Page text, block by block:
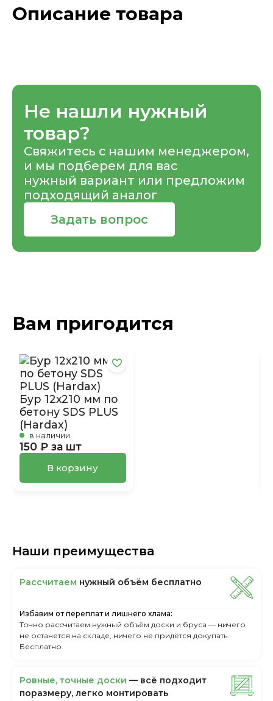
Описание товара
Не нашли нужный
товар?
Свяжитесь с нашим менеджером,
и мы подберем для вас
нужный вариант или предложим
подходящий аналог
Задать вопрос
Вам пригодится
Бур 12х210 мм по
бетону SDS PLUS
(Hardax)
в наличии
150 ₽ за шт
В корзину
Наши преимущества
Рассчитаем нужный объём бесплатно
Избавим от переплат и лишнего хлама:
Точно рассчитаем нужный объём доски и бруса — ничего
не останется на складе, ничего не придётся докупать.
Бесплатно.
Ровные, точные доски — всё подходит
поразмеру, легкo монтировать